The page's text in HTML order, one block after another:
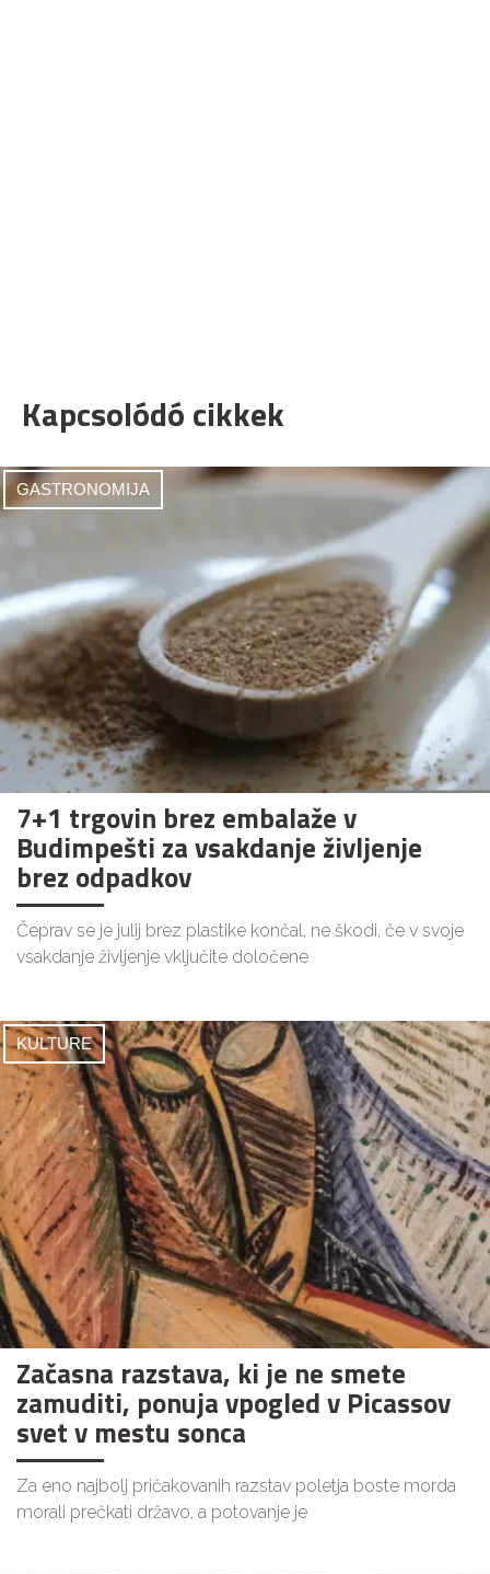
Kapcsolódó cikkek
GASTRONOMIJA
7+1 trgovin brez embalaže v
Budimpešti za vsakdanje življenje
brez odpadkov
Čeprav se je julij brez plastike končal, ne škodi, če v svoje
vsakdanje življenje vključite določene
KULTURE
Začasna razstava, ki je ne smete
zamuditi, ponuja vpogled v Picassov
svet v mestu sonca
Za eno najbolj pričakovanih razstav poletja boste morda
morali prečkati državo, a potovanje je